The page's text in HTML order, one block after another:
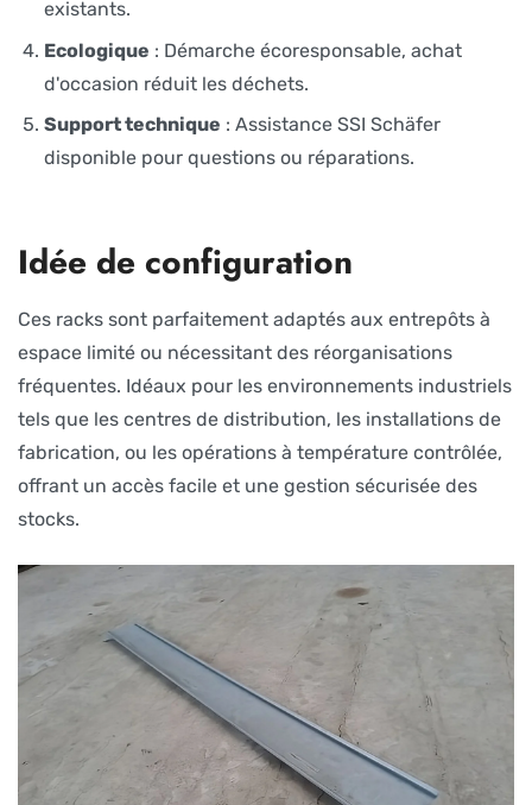
existants.
Ecologique : Démarche écoresponsable, achat
d'occasion réduit les déchets.
Support technique : Assistance SSI Schäfer
disponible pour questions ou réparations.
Idée de configuration
Ces racks sont parfaitement adaptés aux entrepôts à
espace limité ou nécessitant des réorganisations
fréquentes. Idéaux pour les environnements industriels
tels que les centres de distribution, les installations de
fabrication, ou les opérations à température contrôlée,
offrant un accès facile et une gestion sécurisée des
stocks.